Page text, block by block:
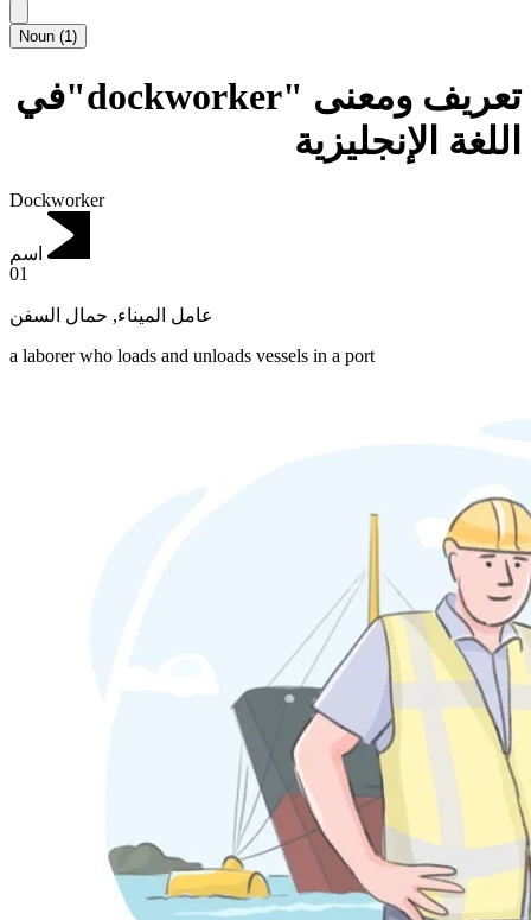
Noun (1)
تعريف ومعنى "dockworker"في
اللغة الإنجليزية
Dockworker
اسم
01
عامل الميناء, حمال السفن
a laborer who loads and unloads vessels in a port